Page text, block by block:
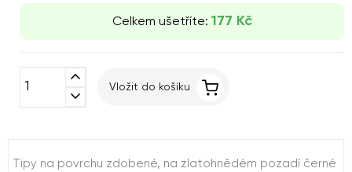
Celkem ušetříte: 177 Kč
expand_less
expand_more
Vložit do košíku
Tipy na povrchu zdobené, na zlatohnědém pozadí černé